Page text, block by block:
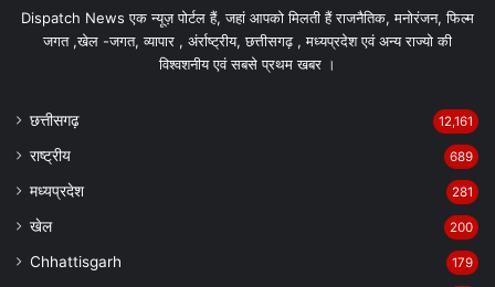
Dispatch News एक न्यूज़ पोर्टल हैं, जहां आपको मिलती हैं राजनैतिक, मनोरंजन, फिल्म
जगत ,खेल -जगत, व्यापार , अंर्राष्ट्रीय, छत्तीसगढ़ , मध्यप्रदेश एवं अन्य राज्यो की
विश्वशनीय एवं सबसे प्रथम खबर ।
छत्तीसगढ़ 12,161
राष्ट्रीय 689
मध्यप्रदेश 281
खेल 200
Chhattisgarh 179